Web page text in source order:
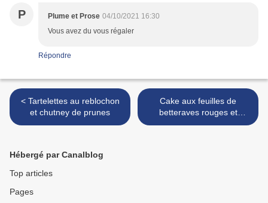
P Plume et Prose 04/10/2021 16:30
Vous avez du vous régaler
Répondre
< Tartelettes au reblochon
et chutney de prunes
Cake aux feuilles de
betteraves rouges et
Tartinade aux noix >
Hébergé par Canalblog
Top articles
Pages